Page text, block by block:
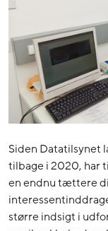
Siden Datatilsynet
tilbage i 2020, har
en endnu tættere
større indsigt i